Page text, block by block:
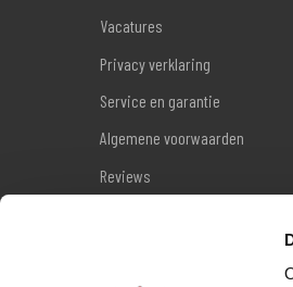
Vacatures
Privacy verklaring
Service en garantie
Algemene voorwaarden
Reviews